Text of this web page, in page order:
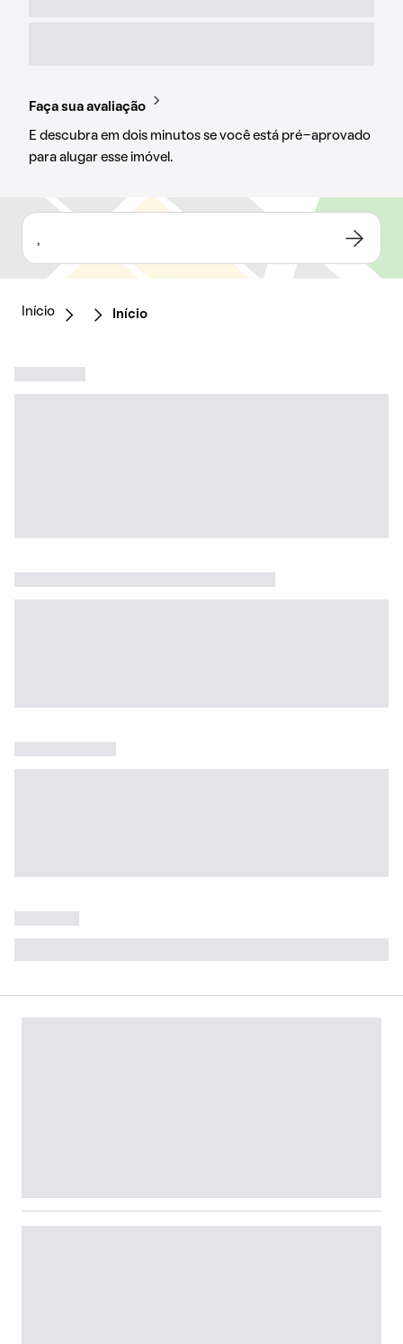
Faça sua avaliação
E descubra em dois minutos se você está pré-aprovado
para alugar esse imóvel.
,
Início Início